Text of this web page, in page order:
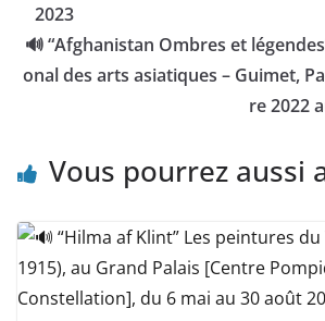
2023
🔊 “Afghanistan Ombres et
onal des arts asiatiques – Guimet,
re 2022
Vous pourrez aussi